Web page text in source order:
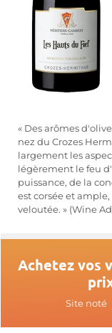
« Des arômes
nez du Crozes
largement les
légèrement le feu
puissance, de la
est corsée et
veloutée. » (Wine
Achetez vos
Site noté